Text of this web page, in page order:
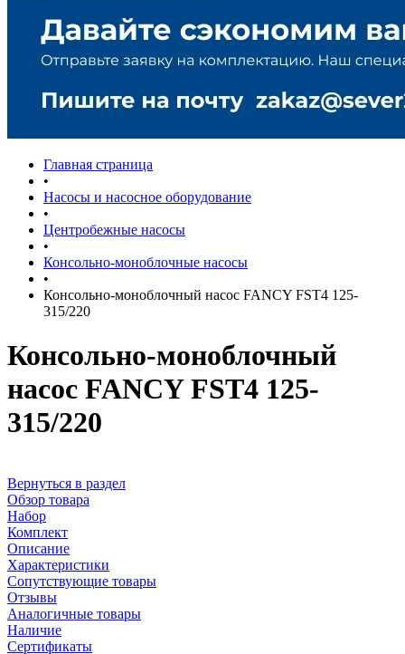
Главная страница
•
Насосы и насосное оборудование
•
Центробежные насосы
•
Консольно-моноблочные насосы
•
Консольно-моноблочный насос FANCY FST4 125-
315/220
Консольно-моноблочный
насос FANCY FST4 125-
315/220
Вернуться в раздел
Обзор товара
Набор
Комплект
Описание
Характеристики
Сопутствующие товары
Отзывы
Аналогичные товары
Наличие
Сертификаты